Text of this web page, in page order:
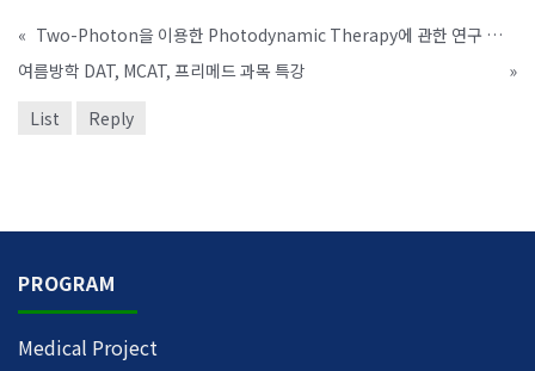
«
Two-Photon을 이용한 Photodynamic Therapy에 관한 연구 논문 Journal에 Accept 됨
여름방학 DAT, MCAT, 프리메드 과목 특강
»
List
Reply
PROGRAM
Medical Project